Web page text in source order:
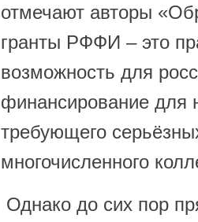
отмечают авторы
гранты РФФИ – это
возможность для
финансирование для
требующего
многочисленного
Однако до сих пор